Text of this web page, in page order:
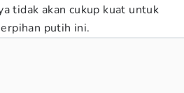
tidak akan cukup kuat untuk
putih ini.